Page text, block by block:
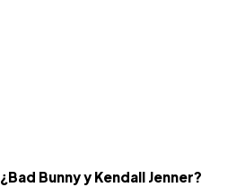
¿Bad Bunny y Kendall Jenner?